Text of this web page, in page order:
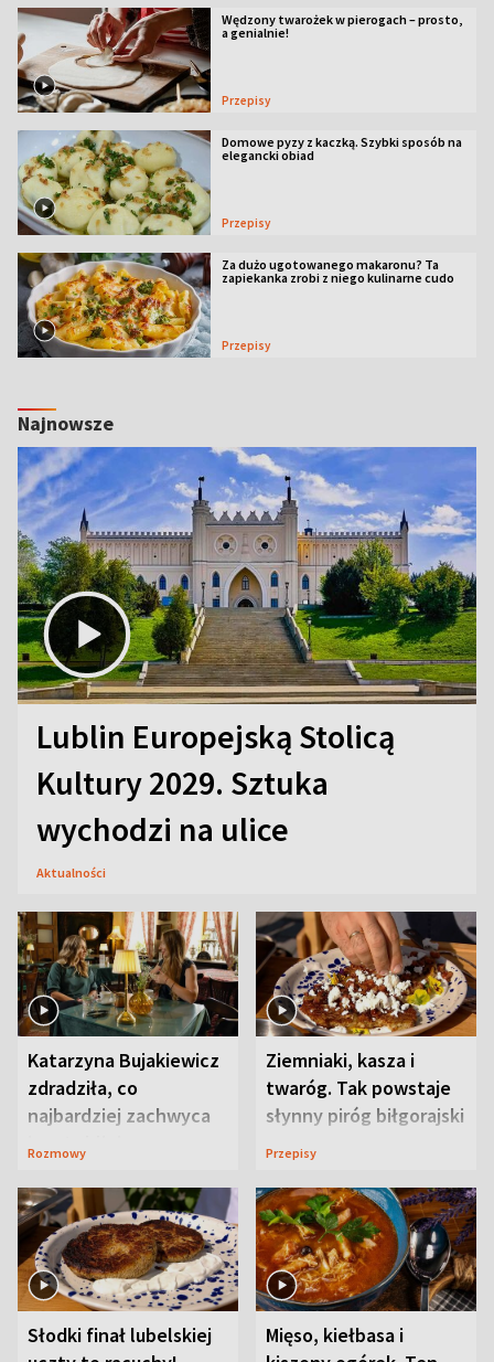
Wędzony twarożek w pierogach – prosto,
a genialnie!
Przepisy
Domowe pyzy z kaczką. Szybki sposób na
elegancki obiad
Przepisy
Za dużo ugotowanego makaronu? Ta
zapiekanka zrobi z niego kulinarne cudo
Przepisy
Najnowsze
Lublin Europejską Stolicą
Kultury 2029. Sztuka
wychodzi na ulice
Aktualności
Katarzyna Bujakiewicz
zdradziła, co
najbardziej zachwyca
ją w Lublinie
Rozmowy
Ziemniaki, kasza i
twaróg. Tak powstaje
słynny piróg biłgorajski
Przepisy
Słodki finał lubelskiej
Mięso, kiełbasa i